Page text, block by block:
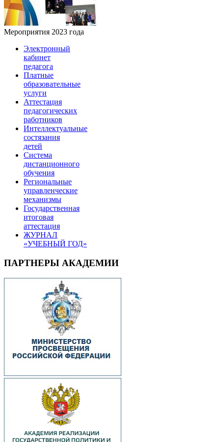
Мероприятия 2023 года
Электронный
кабинет
педагога
Платные
образовательные
услуги
Аттестация
педагогических
работников
Интеллектуальные
состязания
детей
Система
дистанционного
обучения
Региональные
управленческие
механизмы
Государственная
итоговая
аттестация
ЖУРНАЛ
«УЧЕБНЫЙ ГОД»
ПАРТНЕРЫ АКАДЕМИИ